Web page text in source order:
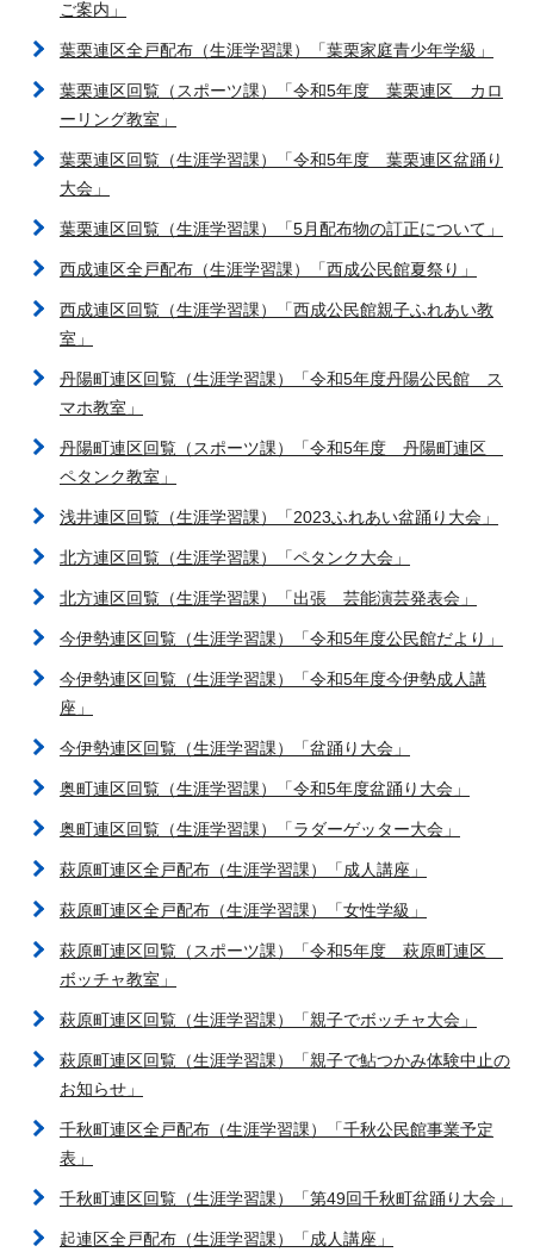
ご案内」
葉栗連区全戸配布（生涯学習課）「葉栗家庭青少年学級」
葉栗連区回覧（スポーツ課）「令和5年度 葉栗連区 カロ
ーリング教室」
葉栗連区回覧（生涯学習課）「令和5年度 葉栗連区盆踊り
大会」
葉栗連区回覧（生涯学習課）「5月配布物の訂正について」
西成連区全戸配布（生涯学習課）「西成公民館夏祭り」
西成連区回覧（生涯学習課）「西成公民館親子ふれあい教
室」
丹陽町連区回覧（生涯学習課）「令和5年度丹陽公民館 ス
マホ教室」
丹陽町連区回覧（スポーツ課）「令和5年度 丹陽町連区
ペタンク教室」
浅井連区回覧（生涯学習課）「2023ふれあい盆踊り大会」
北方連区回覧（生涯学習課）「ペタンク大会」
北方連区回覧（生涯学習課）「出張 芸能演芸発表会」
今伊勢連区回覧（生涯学習課）「令和5年度公民館だより」
今伊勢連区回覧（生涯学習課）「令和5年度今伊勢成人講
座」
今伊勢連区回覧（生涯学習課）「盆踊り大会」
奥町連区回覧（生涯学習課）「令和5年度盆踊り大会」
奥町連区回覧（生涯学習課）「ラダーゲッター大会」
萩原町連区全戸配布（生涯学習課）「成人講座」
萩原町連区全戸配布（生涯学習課）「女性学級」
萩原町連区回覧（スポーツ課）「令和5年度 萩原町連区
ボッチャ教室」
萩原町連区回覧（生涯学習課）「親子でボッチャ大会」
萩原町連区回覧（生涯学習課）「親子で鮎つかみ体験中止の
お知らせ」
千秋町連区全戸配布（生涯学習課）「千秋公民館事業予定
表」
千秋町連区回覧（生涯学習課）「第49回千秋町盆踊り大会」
起連区全戸配布（生涯学習課）「成人講座」